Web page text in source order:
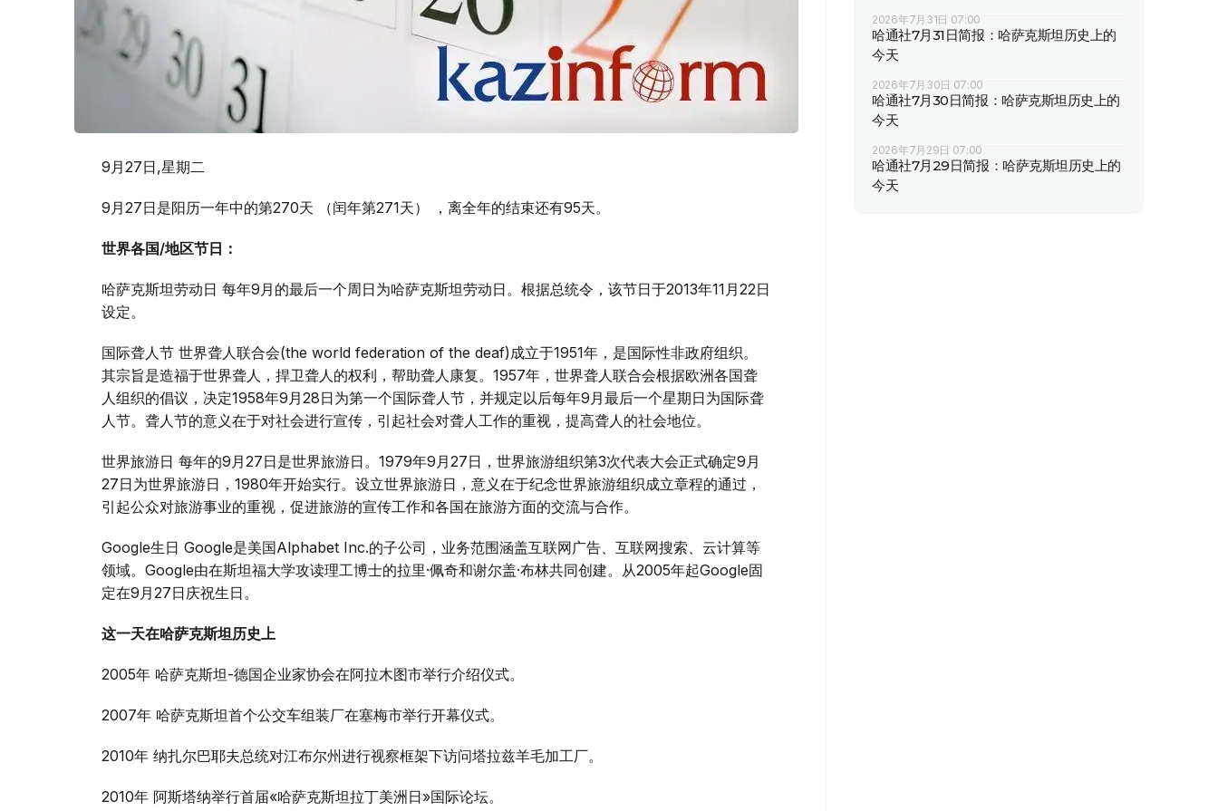
9月27日,星期二
9月27日是阳历一年中的第270天 （闰年第271天） ，离全年的结束还有95天。
世界各国/地区节日：
哈萨克斯坦劳动日 每年9月的最后一个周日为哈萨克斯坦劳动日。根据总统令，该节日于2013年11月22日
设定。
国际聋人节 世界聋人联合会(the world federation of the deaf)成立于1951年，是国际性非政府组织。
其宗旨是造福于世界聋人，捍卫聋人的权利，帮助聋人康复。1957年，世界聋人联合会根据欧洲各国聋
人组织的倡议，决定1958年9月28日为第一个国际聋人节，并规定以后每年9月最后一个星期日为国际聋
人节。聋人节的意义在于对社会进行宣传，引起社会对聋人工作的重视，提高聋人的社会地位。
世界旅游日 每年的9月27日是世界旅游日。1979年9月27日，世界旅游组织第3次代表大会正式确定9月
27日为世界旅游日，1980年开始实行。设立世界旅游日，意义在于纪念世界旅游组织成立章程的通过，
引起公众对旅游事业的重视，促进旅游的宣传工作和各国在旅游方面的交流与合作。
Google生日 Google是美国Alphabet Inc.的子公司，业务范围涵盖互联网广告、互联网搜索、云计算等
领域。Google由在斯坦福大学攻读理工博士的拉里·佩奇和谢尔盖·布林共同创建。从2005年起Google固
定在9月27日庆祝生日。
这一天在哈萨克斯坦历史上
2005年 哈萨克斯坦-德国企业家协会在阿拉木图市举行介绍仪式。
2007年 哈萨克斯坦首个公交车组装厂在塞梅市举行开幕仪式。
2010年 纳扎尔巴耶夫总统对江布尔州进行视察框架下访问塔拉兹羊毛加工厂。
2010年 阿斯塔纳举行首届«哈萨克斯坦拉丁美洲日»国际论坛。
2026年7月31日 07:00
哈通社7月31日简报：哈萨克斯坦历史上的
今天
2026年7月30日 07:00
哈通社7月30日简报：哈萨克斯坦历史上的
今天
2026年7月29日 07:00
哈通社7月29日简报：哈萨克斯坦历史上的
今天